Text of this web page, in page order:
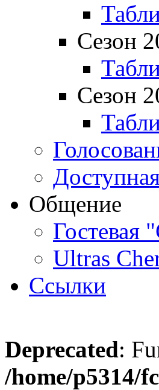
Сезон
Сезон
Общение
Гостевая
Ultras
Ссылки
Deprecated:
/home/p5314/